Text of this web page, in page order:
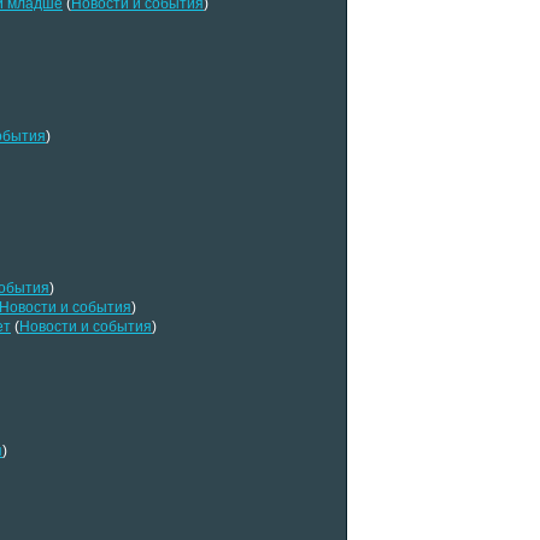
младше (Новости и события)
)
)
Новости и события)
(Новости и события)
)